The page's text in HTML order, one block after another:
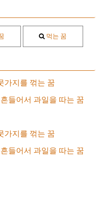
먹는 꿈
가지를 꺾는 꿈
들어서 과일을 따는 꿈
가지를 꺾는 꿈
들어서 과일을 따는 꿈